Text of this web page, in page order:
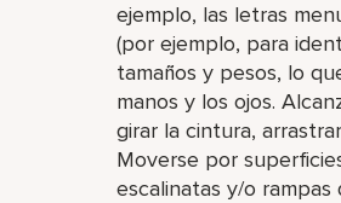
ejemplo, las letras
(por ejemplo, para
tamaños y pesos, lo
manos y los ojos.
girar la cintura,
Moverse por
escalinatas y/o